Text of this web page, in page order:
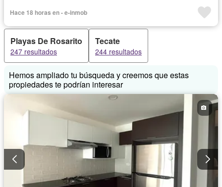
Hace 18 horas en - e-inmob
Playas De Rosarito
247 resultados
Tecate
244 resultados
Hemos ampliado tu búsqueda y creemos que estas
propiedades te podrían interesar